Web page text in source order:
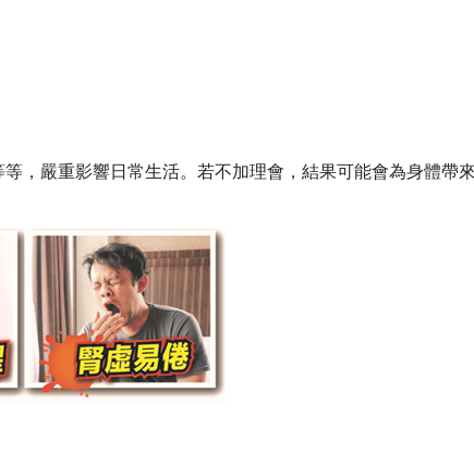
等，嚴重影響日常生活。若不加理會，結果可能會為身體帶